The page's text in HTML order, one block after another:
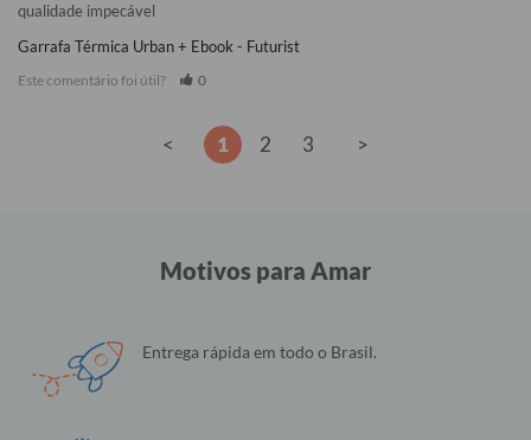
qualidade impecável
Garrafa Térmica Urban + Ebook - Futurist
Este comentário foi útil? 0
< 1 2 3 >
Motivos para Amar
Entrega rápida em todo o Brasil.